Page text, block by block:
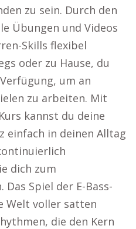
zu sein. Durch den
Übungen und Videos
Skills flexibel
oder zu Hause, du
um an
zu arbeiten. Mit
kannst du deine
einfach in deinen Alltag
dich zum
Spiel der E-Bass-
Welt voller satten
die den Kern